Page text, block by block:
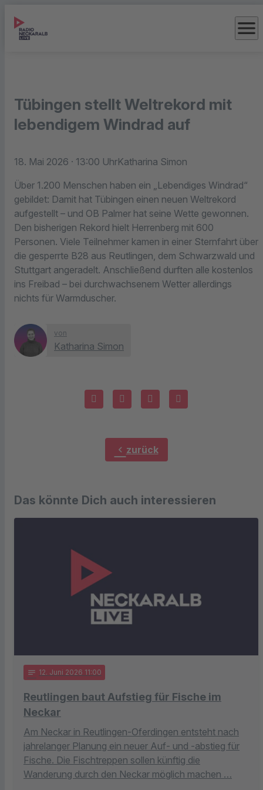
menu
Tübingen stellt Weltrekord mit
lebendigem Windrad auf
18. Mai 2026 · 13:00 UhrKatharina Simon
Über 1.200 Menschen haben ein „Lebendiges Windrad“
gebildet: Damit hat Tübingen einen neuen Weltrekord
aufgestellt – und OB Palmer hat seine Wette gewonnen.
Den bisherigen Rekord hielt Herrenberg mit 600
Personen. Viele Teilnehmer kamen in einer Sternfahrt über
die gesperrte B28 aus Reutlingen, dem Schwarzwald und
Stuttgart angeradelt. Anschließend durften alle kostenlos
ins Freibad – bei durchwachsenem Wetter allerdings
nichts für Warmduscher.
von
Katharina Simon
chevron_left zurück
Das könnte Dich auch interessieren
notes 12. Juni 2026 11:00
Reutlingen baut Aufstieg für Fische im
Neckar
Am Neckar in Reutlingen-Oferdingen entsteht nach
jahrelanger Planung ein neuer Auf- und -abstieg für
Fische. Die Fischtreppen sollen künftig die
Wanderung durch den Neckar möglich machen …